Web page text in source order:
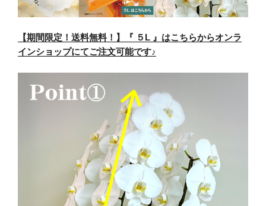
【期間限定！送料無料！】『 ５L 』はこちらからオンラ
インショップにてご注文可能です♪